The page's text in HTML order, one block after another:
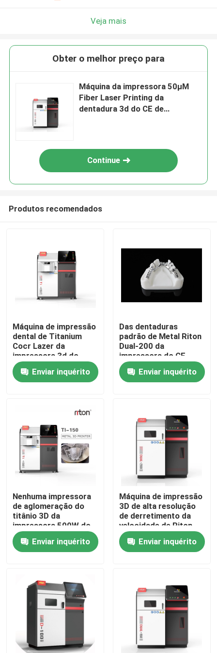
Casa
Contatos
Produtos
Impressora do metal 3D do laser
Impressora dental do metal 3D
Impressora de DLMS 3D
Impressora do LCD 3D
Resina fotossensível
Veja mais
Obter o melhor preço para
Máquina da impressora 50μM
Fiber Laser Printing da
dentadura 3d do CE de
Continue
Produtos recomendados
Máquina de impressão
dental de Titanium
Cocr Lazer da
impressora 3d do
único metal industrial
do laser da fibra
Enviar inquérito
Das dentaduras
padrão de Metal Riton
Dual-200 da
impressora do CE
varredor oral de
derretimento da
máquina do laser
Enviar inquérito
Nenhuma impressora
de aglomeração do
titânio 3D da
impressora 500W do
laser da vibração
Enviar inquérito
Máquina de impressão
3D de alta resolução
de derretimento da
velocidade de Riton
Laser Sintering Printer
14000mm/S
Enviar inquérito